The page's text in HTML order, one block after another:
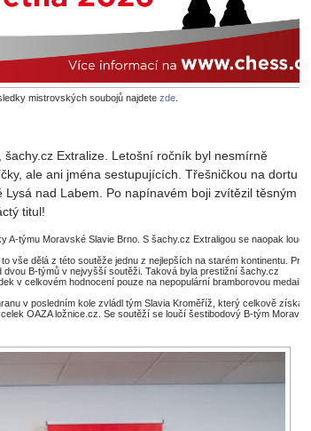
mistrovských soubojů najdete zde
Extralize. Letošní ročník byl nesmírně
ale ani jména sestupujících. Třešničkou na dortu se
nad Labem. Po napínavém boji zvítězil těsným
titul!
týmu Moravské Slavie Brno. S šachy.cz Extraligou se naopak loučí
dělá z této soutěže jednu z nejlepších na starém kontinentu. Pro
B-týmů v nejvyšší soutěži. Taková byla prestižní šachy.cz
v celkovém hodnocení pouze na nepopulární bramborovou medaili.
v posledním kole zvládl tým Slavia Kroměříž, který celkově získal 9
OAZA ložnice.cz. Se soutěží se loučí šestibodový B-tým Moravské